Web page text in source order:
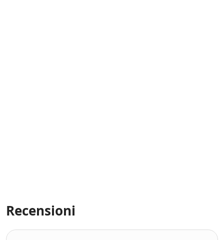
Recensioni